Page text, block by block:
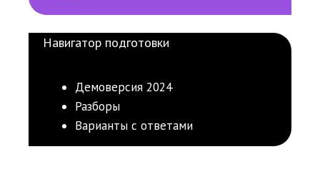
Навигатор подготовки
Демоверсия 2024
Разборы
Варианты с ответами